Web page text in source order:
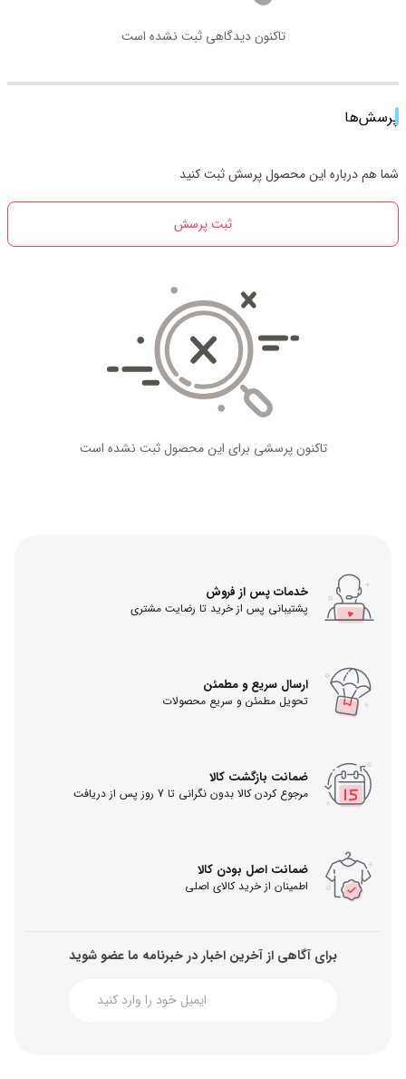
تاکنون دیدگاهی ثبت نشده است
پرسش‌ها
شما هم درباره این محصول پرسش ثبت کنید
ثبت پرسش
تاکنون پرسشی برای این محصول ثبت نشده است
خدمات پس از فروش
پشتیبانی پس از خرید تا رضایت مشتری
ارسال سریع و مطمئن
تحویل مطمئن و سریع محصولات
ضمانت بازگشت کالا
مرجوع کردن کالا بدون نگرانی تا 7 روز پس از دریافت
ضمانت اصل بودن کالا
اطمینان از خرید کالای اصلی
برای آگاهی از آخرین اخبار در خبرنامه ما عضو شوید